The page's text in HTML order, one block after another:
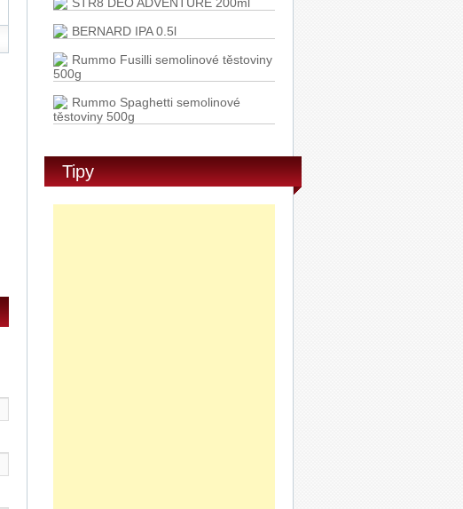
BERNARD IPA 0.5l
Rummo Fusilli semolinové těstoviny
500g
Rummo Spaghetti semolinové
těstoviny 500g
Rummo Penne Rigate semolinové
Ponti Balzamikové glazé 250g
Tipy